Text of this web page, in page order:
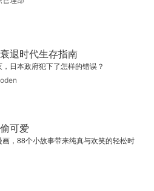
退时代生存指南
日本政府犯下了怎样的错误？
可爱
画，88个小故事带来纯真与欢笑的轻松时